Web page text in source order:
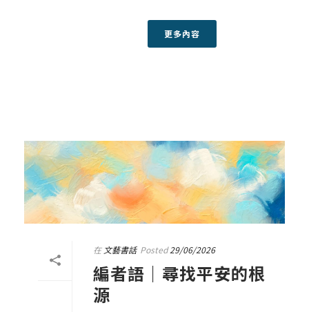
更多內容
在 文藝書話 Posted 29/06/2026
編者語｜尋找平安的根
源